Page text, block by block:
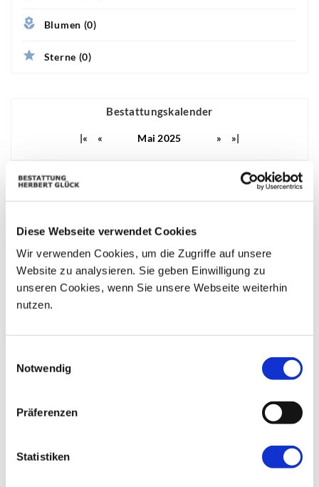
Diese Webseite verwendet Cookies
Wir verwenden Cookies, um die Zugriffe auf unsere
Website zu analysieren. Sie geben Einwilligung zu
unseren Cookies, wenn Sie unsere Webseite weiterhin
nutzen.
Notwendig
Präferenzen
Statistiken
Blumen (0)
Sterne (0)
Bestattungskalender
|« « Mai 2025 » »|
Mo Sa So
05 06 07 08 09
12 13 14 15 16 17
19
26 27 28 29 30 31